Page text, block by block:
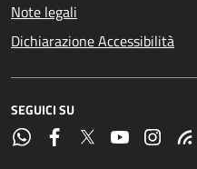
Note legali
Dichiarazione Accessibilità
SEGUICI SU